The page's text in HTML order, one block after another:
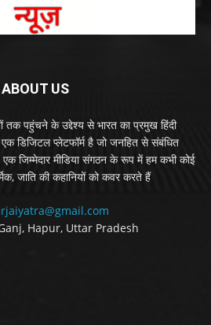
ABOUT US
तक पहुंचने के उद्देश्य से भारत का प्रमुख हिंदी
एक डिजिटल प्लेटफॉर्म है जो जनहित से संबंधित
जिम्मेदार मीडिया संगठन के रूप में हम कभी कोई
जाति की कहानियों को कवर करते हैं
Hapur, Uttar Pradesh